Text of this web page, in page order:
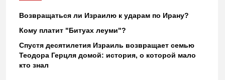
Возвращаться ли Израилю к ударам по Ирану?
Кому платит "Битуах леуми"?
Спустя десятилетия Израиль возвращает семью
Теодора Герцля домой: история, о которой мало
кто знал